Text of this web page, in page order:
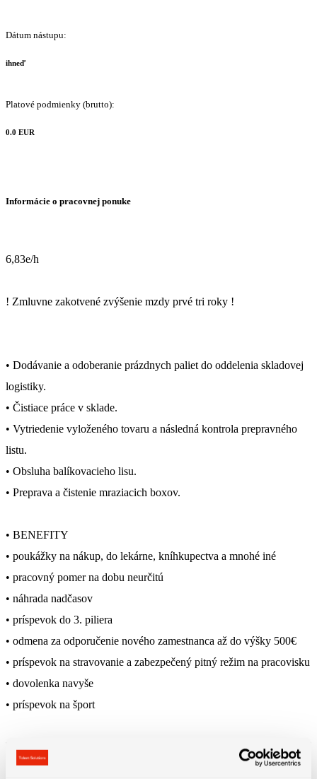
Dátum nástupu:
ihneď
Platové podmienky (brutto):
0.0 EUR
Informácie o pracovnej ponuke
6,83e/h
! Zmluvne zakotvené zvýšenie mzdy prvé tri roky !
• Dodávanie a odoberanie prázdnych paliet do oddelenia skladovej
logistiky.
• Čistiace práce v sklade.
• Vytriedenie vyloženého tovaru a následná kontrola prepravného
listu.
• Obsluha balíkovacieho lisu.
• Preprava a čistenie mraziacich boxov.
• BENEFITY
• poukážky na nákup, do lekárne, kníhkupectva a mnohé iné
• pracovný pomer na dobu neurčitú
• náhrada nadčasov
• príspevok do 3. piliera
• odmena za odporučenie nového zamestnanca až do výšky 500€
• príspevok na stravovanie a zabezpečený pitný režim na pracovisku
• dovolenka navyše